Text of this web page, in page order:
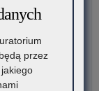
Wiedzy o
Wiedzy
przekazuje
przez